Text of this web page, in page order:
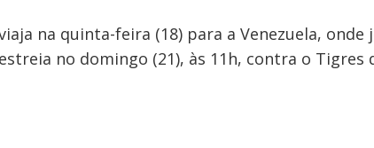
na quinta-feira (18) para a Venezuela, onde
no domingo (21), às 11h, contra o Tigres